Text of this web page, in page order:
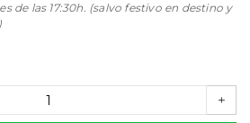
de las 17:30h. (salvo festivo en destino y
+